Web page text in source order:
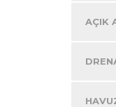
AÇIK